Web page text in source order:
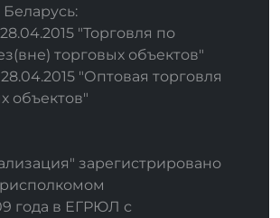
"Торговля по
торговых объектов"
"Оптовая торговля
объектов"
зарегистрировано
года в ЕГРЮЛ с